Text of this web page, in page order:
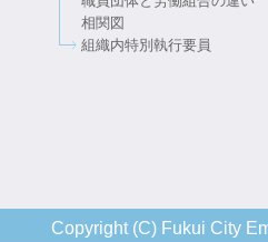
相関図
組織内特別執行要員
Copyright (C) Fukui City